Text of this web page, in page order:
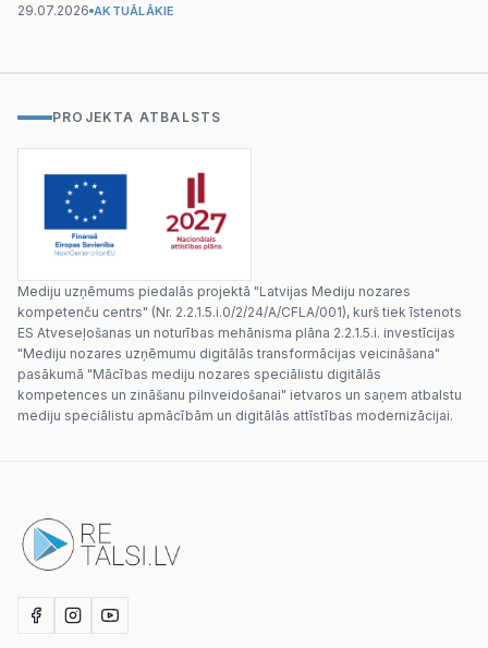
29.07.2026 AKTUĀLĀKIE
PROJEKTA ATBALSTS
Mediju uzņēmums piedalās projektā "Latvijas Mediju nozares
kompetenču centrs" (Nr. 2.2.1.5.i.0/2/24/A/CFLA/001), kurš tiek īstenots
ES Atveseļošanas un noturības mehānisma plāna 2.2.1.5.i. investīcijas
"Mediju nozares uzņēmumu digitālās transformācijas veicināšana"
pasākumā "Mācības mediju nozares speciālistu digitālās
kompetences un zināšanu pilnveidošanai" ietvaros un saņem atbalstu
mediju speciālistu apmācībām un digitālās attīstības modernizācijai.